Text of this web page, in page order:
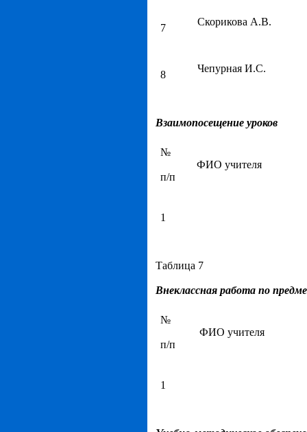
7
Скорикова А.В.
8
Чепурная И.С.
Взаимопосещение уроков
№
п/п
ФИО учителя
1
Таблица 7
Внеклассная работа по
№
п/п
ФИО учителя
1